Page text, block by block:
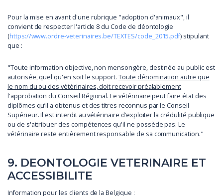
Pour la mise en avant d'une rubrique "adoption d'animaux", il
convient de respecter l'article 8 du Code de déontologie
(https://www.ordre-veterinaires.be/TEXTES/code_2015.pdf) stipulant
que :
"Toute information objective, non mensongère, destinée au public est
autorisée, quel qu'en soit le support.Toute dénomination autre que
le nom du ou des vétérinaires, doit recevoir préalablement
l'approbation du Conseil Régional. Le vétérinaire peut faire état des
diplômes qu’il a obtenus et des titres reconnus par le Conseil
Supérieur. Il est interdit au vétérinaire d’exploiter la crédulité publique
ou de s'attribuer des compétences qu'il ne possède pas. Le
vétérinaire reste entièrement responsable de sa communication."
9. DEONTOLOGIE VETERINAIRE ET
ACCESSIBILITE
Information pour les clients de la Belgique :